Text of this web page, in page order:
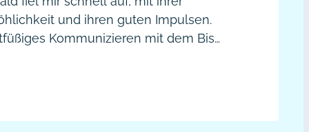
und ihren guten Impulsen.
Kommunizieren mit dem Biss,
Businesserfolg brauchen. Wir
lange miteinander vernetzt, aber ich